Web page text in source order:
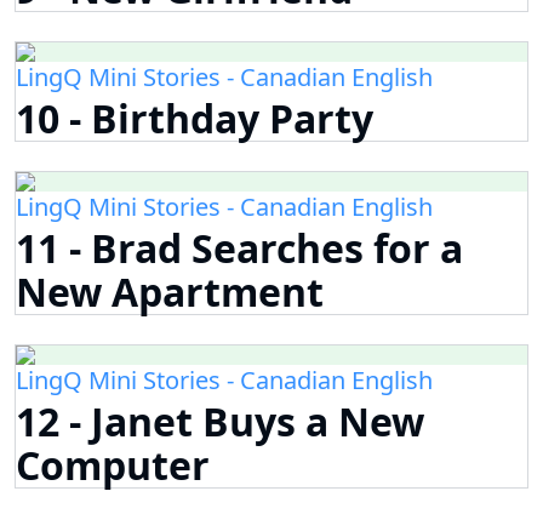
LingQ Mini Stories - Canadian English
10 - Birthday Party
LingQ Mini Stories - Canadian English
11 - Brad Searches for a
New Apartment
LingQ Mini Stories - Canadian English
12 - Janet Buys a New
Computer